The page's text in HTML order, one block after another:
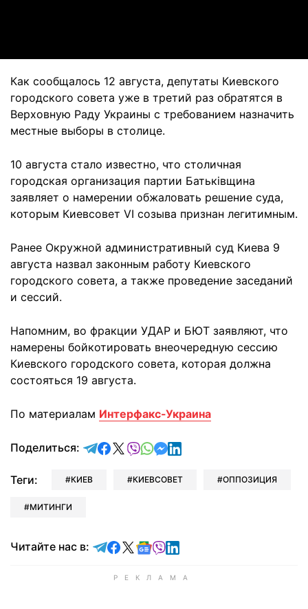
Как сообщалось 12 августа, депутаты Киевского
городского совета уже в третий раз обратятся в
Верховную Раду Украины с требованием назначить
местные выборы в столице.
10 августа стало известно, что столичная
городская организация партии Батьківщина
заявляет о намерении обжаловать решение суда,
которым Киевсовет VI созыва признан легитимным.
Ранее Окружной административный суд Киева 9
августа назвал законным работу Киевского
городского совета, а также проведение заседаний
и сессий.
Напомним, во фракции УДАР и БЮТ заявляют, что
намерены бойкотировать внеочередную сессию
Киевского городского совета, которая должна
состояться 19 августа.
По материалам Интерфакс-Украина
Поделиться: отправить в Telegram
поделиться в Facebook
поделиться в X
отправить в Viber
отправить в Whatsapp
отправить в Messenger
отправить в LinkedIn
Теги: КИЕВ КИЕВСОВЕТ ОППОЗИЦИЯ
МИТИНГИ
Читайте нас в: Читайте в Telegram
Читайте в Facebook
Читайте в X
Читайте в Google news
Читайте в Viber
Читайте в LinkedIn